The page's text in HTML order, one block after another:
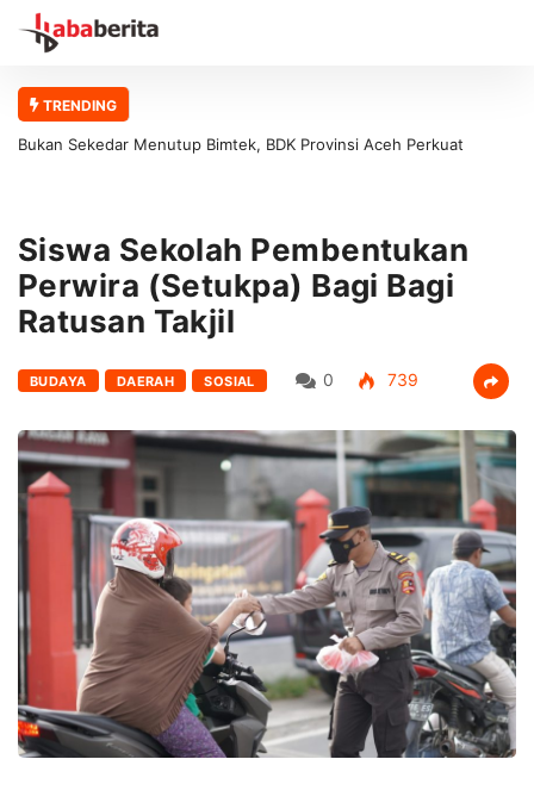
TRENDING
Bukan Sekedar Menutup Bimtek, BDK Provinsi Aceh Perkuat
Siswa Sekolah Pembentukan
Perwira (Setukpa) Bagi Bagi
Ratusan Takjil
BUDAYA DAERAH SOSIAL 0 739